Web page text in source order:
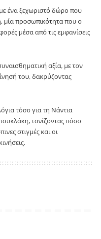
ένα ξεχωριστό δώρο που
μία προσωπικότητα που ο
μέσα από τις εμφανίσεις
αξία, με τον
του, δακρύζοντας
τόσο για τη Νάντια
τονίζοντας πόσο
στιγμές και οι